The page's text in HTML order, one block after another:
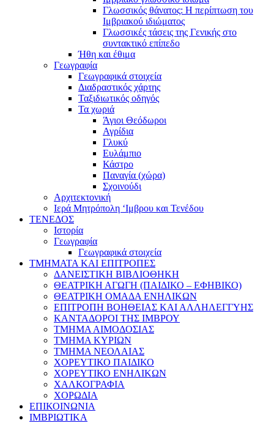
Γλωσσικός θάνατος: Η περίπτωση του
Ιμβριακού ιδιώματος
Γλωσσικές τάσεις της Γενικής στο
συντακτικό επίπεδο
Ήθη και έθιμα
Γεωγραφία
Γεωγραφικά στοιχεία
Διαδραστικός χάρτης
Ταξιδιωτικός οδηγός
Τα χωριά
Άγιοι Θεόδωροι
Αγρίδια
Γλυκύ
Ευλάμπιο
Κάστρο
Παναγία (χώρα)
Σχοινούδι
Αρχιτεκτονική
Ιερά Μητρόπολη ‘Ιμβρου και Τενέδου
ΤΕΝΕΔΟΣ
Ιστορία
Γεωγραφία
Γεωγραφικά στοιχεία
ΤΜΗΜΑΤΑ ΚΑΙ ΕΠΙΤΡΟΠΕΣ
ΔΑΝΕΙΣΤΙΚΗ ΒΙΒΛΙΟΘΗΚΗ
ΘΕΑΤΡΙΚΗ ΑΓΩΓΗ (ΠΑΙΔΙΚΟ – ΕΦΗΒΙΚΟ)
ΘΕΑΤΡΙΚΗ ΟΜΑΔΑ ΕΝΗΛΙΚΩΝ
ΕΠΙΤΡΟΠΗ ΒΟΗΘΕΙΑΣ ΚΑΙ ΑΛΛΗΛΕΓΓΥΗΣ
ΚΑΝΤΑΔΟΡΟΙ ΤΗΣ ΙΜΒΡΟΥ
ΤΜΗΜΑ ΑΙΜΟΔΟΣΙΑΣ
ΤΜΗΜΑ ΚΥΡΙΩΝ
ΤΜΗΜΑ ΝΕΟΛΑΙΑΣ
ΧΟΡΕΥΤΙΚΟ ΠΑΙΔΙΚΟ
ΧΟΡΕΥΤΙΚΟ ΕΝΗΛΙΚΩΝ
ΧΑΛΚΟΓΡΑΦΙΑ
ΧΟΡΩΔΙΑ
ΕΠΙΚΟΙΝΩΝΙΑ
ΙΜΒΡΙΩΤΙΚΑ